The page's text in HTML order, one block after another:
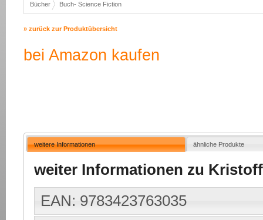
Bücher Buch- Science Fiction
» zurück zur Produktübersicht
bei Amazon kaufen
weitere Informationen ähnliche Produkte
weiter Informationen zu
EAN: 9783423763035